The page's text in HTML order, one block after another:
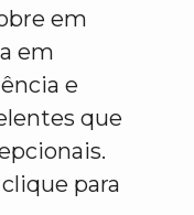
em
em
e
que
para